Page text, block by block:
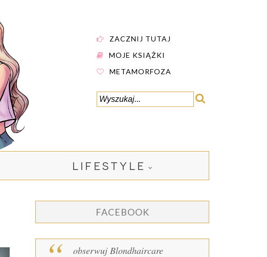
ZACZNIJ TUTAJ
MOJE KSIĄŻKI
METAMORFOZA
LIFESTYLE
FACEBOOK
obserwuj Blondhaircare